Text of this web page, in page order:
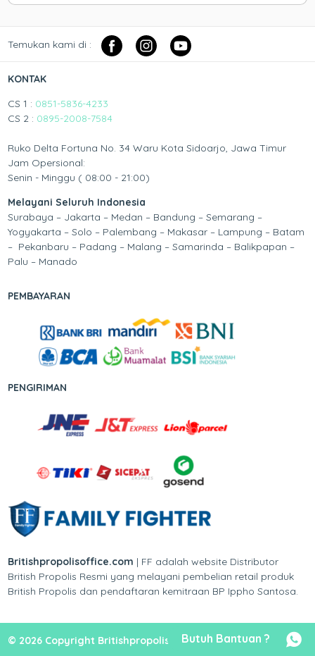
Temukan kami di :
KONTAK
CS 1 : 0851-5836-4233
CS 2 : 0895-2008-7584
Ruko Delta Fortuna No. 34 Waru Kota Sidoarjo, Jawa Timur
Jam Opersional:
Senin - Minggu ( 08:00 - 21:00)
Melayani Seluruh Indonesia
Surabaya – Jakarta – Medan – Bandung – Semarang –
Yogyakarta – Solo – Palembang – Makasar – Lampung – Batam
– Pekanbaru – Padang – Malang – Samarinda – Balikpapan –
Palu – Manado
PEMBAYARAN
PENGIRIMAN
Britishpropolisoffice.com | FF adalah website Distributor
British Propolis Resmi yang melayani pembelian retail produk
British Propolis dan pendaftaran kemitraan BP Ippho Santosa.
© 2026 Copyright Britishpropolisoffice.comButuh Bantuan ?